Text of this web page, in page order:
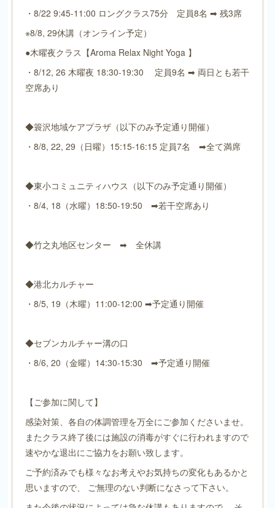
・8/22 9:45-11:00 ロングクラス75分 定員8名 ➡ 残3席
※8/8, 29休講（オンライン予定）
●木曜夜クラス【Aroma Relax Night Yoga 】
・8/12, 26 木曜夜 18:30-19:30 定員9名 ➡ 両日とも若干
空席あり
◆簑沢地域ケアプラザ（以下のみ予定通り開催）
・8/8, 22, 29（日曜）15:15-16:15 定員7名 ➡全て満席
◆東小コミュニティハウス（以下のみ予定通り開催）
・8/4, 18（水曜）18:50-19:50 ➡若干空席あり
◆竹之丸地区センター ➡ 全休講
◆港北カルチャー
・8/5, 19（木曜）11:00-12:00 ➡予定通り開催
◆セブンカルチャー溝の口
・8/6, 20（金曜）14:30-15:30 ➡予定通り開催
【ご参加に関して】
感染対策、各自の体調管理を万全にご参加くださいませ。
またクラス終了後には施設の消毒がすぐに行われますので
速やかな退出にご協力をお願い致します。
ご予約済みでも様々なお考えやお気持ちの変化もあるかと
思いますので、 ご無理のない判断になさって下さい。